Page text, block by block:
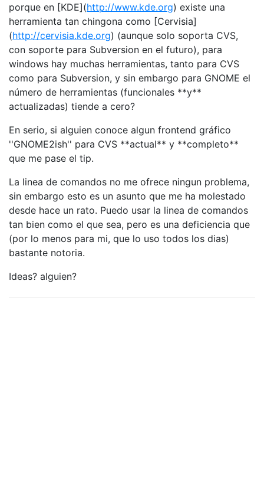
porque en [KDE](http://www.kde.org) existe una
herramienta tan chingona como [Cervisia]
(http://cervisia.kde.org) (aunque solo soporta CVS,
con soporte para Subversion en el futuro), para
windows hay muchas herramientas, tanto para CVS
como para Subversion, y sin embargo para GNOME el
número de herramientas (funcionales **y**
actualizadas) tiende a cero?
En serio, si alguien conoce algun frontend gráfico
''GNOME2ish'' para CVS **actual** y **completo**
que me pase el tip.
La linea de comandos no me ofrece ningun problema,
sin embargo esto es un asunto que me ha molestado
desde hace un rato. Puedo usar la linea de comandos
tan bien como el que sea, pero es una deficiencia que
(por lo menos para mi, que lo uso todos los dias)
bastante notoria.
Ideas? alguien?